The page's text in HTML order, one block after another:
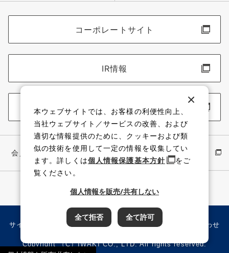
コーポレートサイト
IR情報
採用情報
会員サイト イワキ公式 YouTube
サイト利用規約 個人情報保護方針 サイトマップ お問い合わせ
Copyright （C）IWAKI CO., LTD. All rights reserved.
本ウェブサイトでは、お客様の利便性向上、
当社ウェブサイト／サービスの改善、および
適切な情報提供のために、クッキーおよび類
似の技術を使用して一定の情報を収集してい
ます。詳しくは個人情報保護基本方針
をご
覧ください。
個人情報を販売/共有しない
全て拒否 全て許可